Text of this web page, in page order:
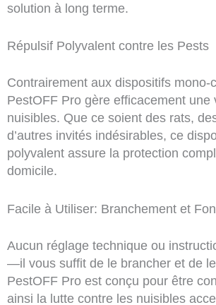
solution à long terme.
Répulsif Polyvalent contre les Pests
Contrairement aux dispositifs mono-
PestOFF Pro gère efficacement une
nuisibles. Que ce soient des rats,
d’autres invités indésirables, ce
polyvalent assure la protection
domicile.
Facile à Utiliser: Branchement et
Aucun réglage technique ou
—il vous suffit de le brancher et de
PestOFF Pro est conçu pour être
ainsi la lutte contre les nuisibles